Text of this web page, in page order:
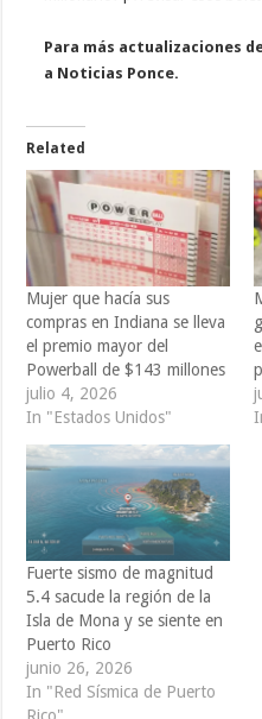
Para más actualizaciones
a Noticias Ponce.
Related
Mujer que hacía sus
compras en Indiana se lleva
el premio mayor del
Powerball de $143 millones
julio 4, 2026
In "Estados Unidos"
Fuerte sismo de magnitud
5.4 sacude la región de la
Isla de Mona y se siente en
Puerto Rico
junio 26, 2026
In "Red Sísmica de Puerto